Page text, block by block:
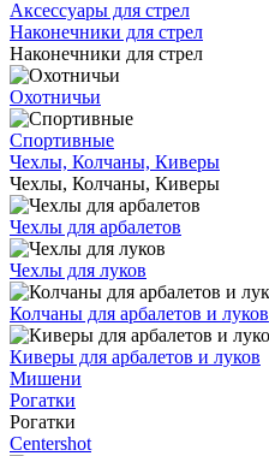
Аксессуары для стрел
Наконечники для стрел
Наконечники для стрел
Охотничьи
Спортивные
Чехлы, Колчаны, Киверы
Чехлы, Колчаны, Киверы
Чехлы для арбалетов
Чехлы для луков
Колчаны для арбалетов и луков
Киверы для арбалетов и луков
Мишени
Рогатки
Рогатки
Centershot